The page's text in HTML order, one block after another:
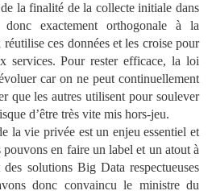
la finalité de la collecte initiale dans
exactement orthogonale à la
ces données et les croise pour
services. Pour rester efficace, la loi
car on ne peut continuellement
que les autres utilisent pour soulever
d’être très vite mis hors-jeu.
la vie privée est un enjeu essentiel et
en faire un label et un atout à
solutions Big Data respectueuses
donc convaincu le ministre du